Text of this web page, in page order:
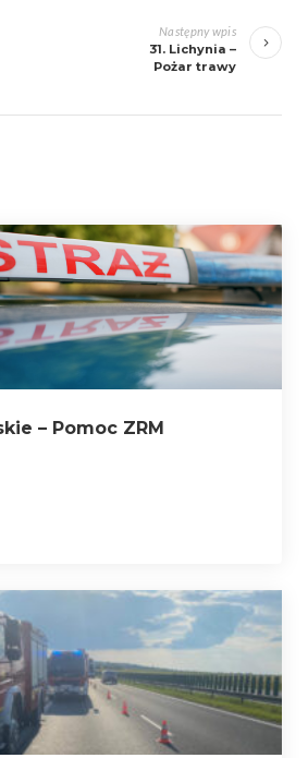
Następny wpis
31. Lichynia –
Pożar trawy
– Pomoc ZRM